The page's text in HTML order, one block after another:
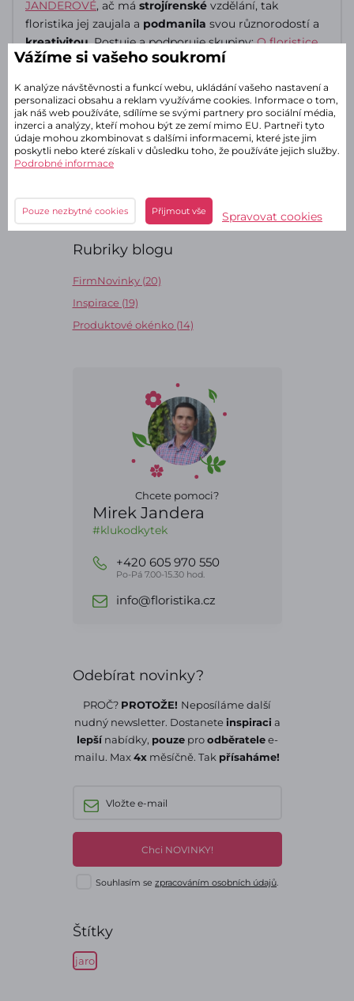
Autor článku
JANDEROVÉ, ač má strojírenské vzdělání, tak
floristika jej zaujala a podmanila svou různorodostí a
kreativitou. Postuje a podporuje skupiny:O floristice
vážně i nevážněaFloristika.cz
Rubriky blogu
FirmNovinky (20)
Inspirace (19)
Produktové okénko (14)
Chcete pomoci?
Mirek Jandera
#klukodkytek
+420 605 970 550
Po-Pá 7.00-15.30 hod.
info@floristika.cz
Odebírat novinky?
PROČ? PROTOŽE! Neposíláme další
nudný newsletter. Dostaneteinspiraci a
lepšínabídky, pouzeproodběratelee-
mailu. Max4x měsíčně. Tak přísaháme!
Chci NOVINKY!
Souhlasím se zpracováním osobních údajů.
Štítky
jaro
Vážíme si vašeho soukromí
K analýze návštěvnosti a funkcí webu, ukládání vašeho nastavení a
personalizaci obsahu a reklam využíváme cookies. Informace o tom,
jak náš web používáte, sdílíme se svými partnery pro sociální média,
inzerci a analýzy, kteří mohou být ze zemí mimo EU. Partneři tyto
údaje mohou zkombinovat s dalšími informacemi, které jste jim
poskytli nebo které získali v důsledku toho, že používáte jejich služby.
Podrobné informace
Pouze nezbytné cookies Přijmout vše Spravovat cookies